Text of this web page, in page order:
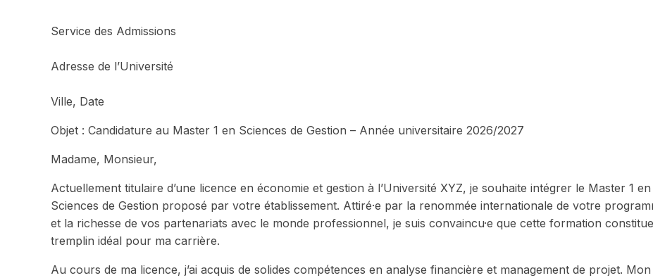
Service des Admissions
Adresse de l’Université
Ville, Date
Objet : Candidature au Master 1 en Sciences de Gestion – Année universitaire 2026/2027
Madame, Monsieur,
Actuellement titulaire d’une licence en économie et gestion à l’Université XYZ, je souhaite intégrer le Master 1 en
Sciences de Gestion proposé par votre établissement. Attiré·e par la renommée internationale de votre
et la richesse de vos partenariats avec le monde professionnel, je suis convaincu·e que cette formation
tremplin idéal pour ma carrière.
Au cours de ma licence, j’ai acquis de solides compétences en analyse financière et management de projet. Mon